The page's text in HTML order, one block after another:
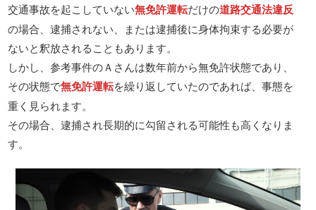
交通事故を起こしていない無免許運転だけの道路交通法違反
の場合、逮捕されない、または逮捕後に身体拘束する必要が
ないと釈放されることもあります。
しかし、参考事件のＡさんは数年前から無免許状態であり、
その状態で無免許運転を繰り返していたのであれば、事態を
重く見られます。
その場合、逮捕され長期的に勾留される可能性も高くなりま
す。